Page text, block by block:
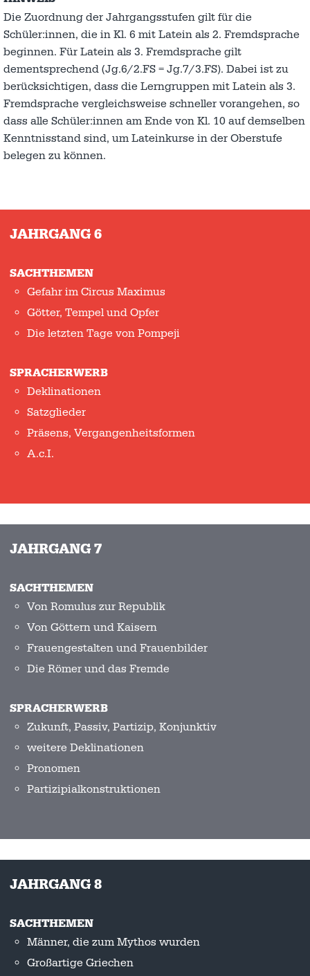
Die Zuordnung der Jahrgangsstufen gilt für die
Schüler:innen, die in Kl. 6 mit Latein als 2. Fremdsprache
beginnen. Für Latein als 3. Fremdsprache gilt
dementsprechend (Jg.6/2.FS = Jg.7/3.FS). Dabei ist zu
berücksichtigen, dass die Lerngruppen mit Latein als 3.
Fremdsprache vergleichsweise schneller vorangehen, so
dass alle Schüler:innen am Ende von Kl. 10 auf demselben
Kenntnisstand sind, um Lateinkurse in der Oberstufe
belegen zu können.
JAHRGANG 6
SACHTHEMEN
Gefahr im Circus Maximus
Götter, Tempel und Opfer
Die letzten Tage von Pompeji
SPRACHERWERB
Deklinationen
Satzglieder
Präsens, Vergangenheitsformen
A.c.I.
JAHRGANG 7
SACHTHEMEN
Von Romulus zur Republik
Von Göttern und Kaisern
Frauengestalten und Frauenbilder
Die Römer und das Fremde
SPRACHERWERB
Zukunft, Passiv, Partizip, Konjunktiv
weitere Deklinationen
Pronomen
Partizipialkonstruktionen
JAHRGANG 8
SACHTHEMEN
Männer, die zum Mythos wurden
Großartige Griechen